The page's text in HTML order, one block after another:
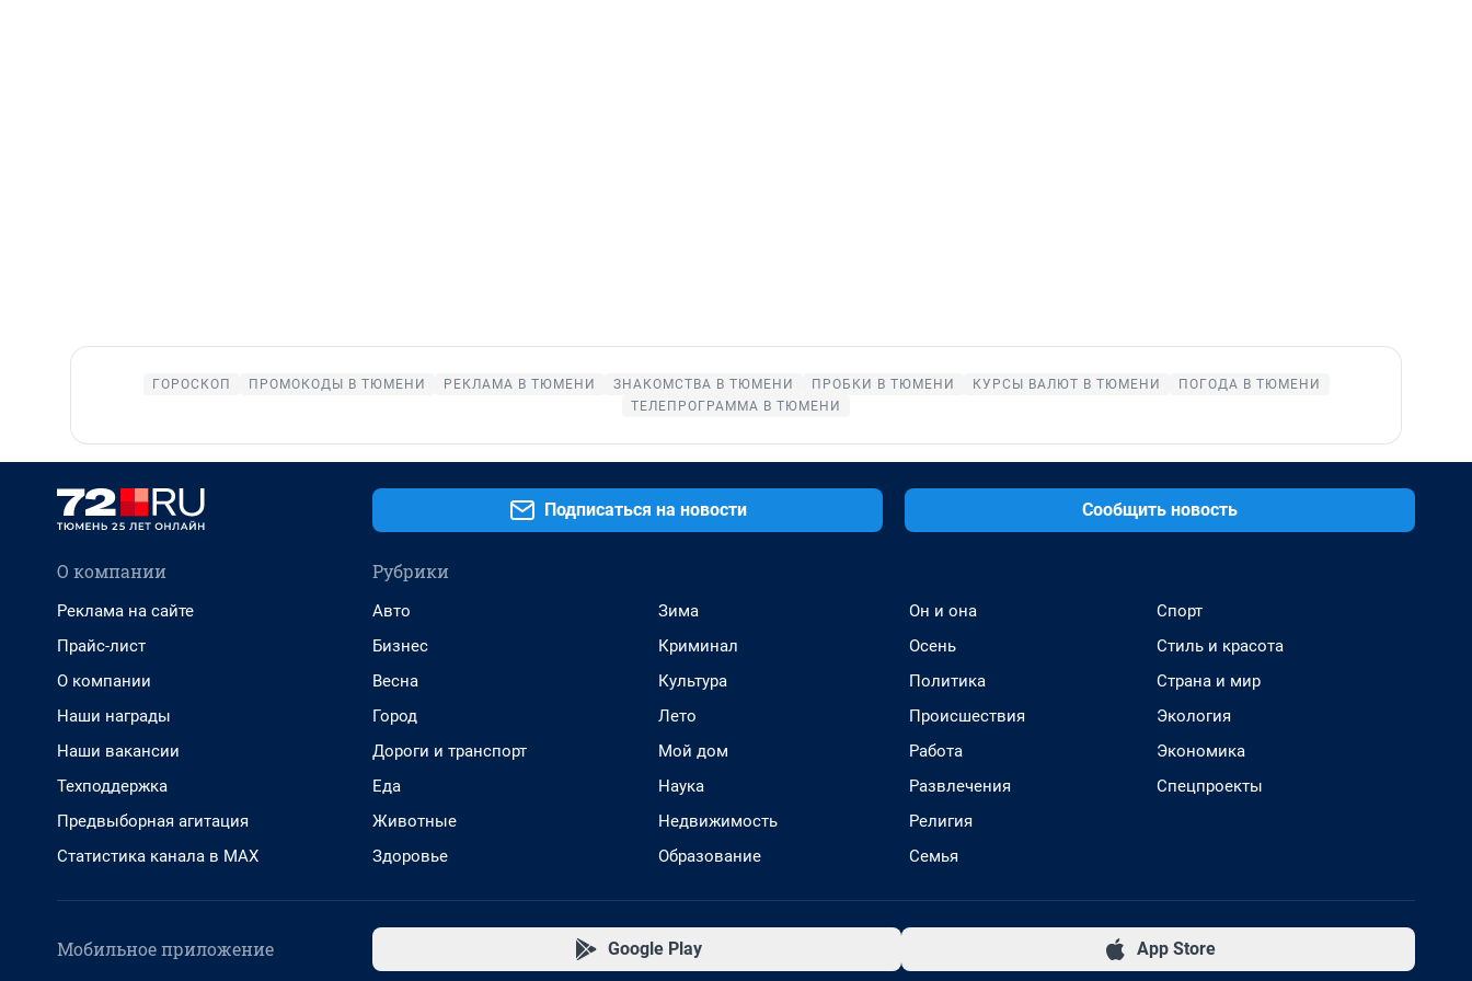
ГОРОСКОП ПРОМОКОДЫ В ТЮМЕНИ РЕКЛАМА В ТЮМЕНИ ЗНАКОМСТВА В ТЮМЕНИ ПРОБКИ В ТЮМЕНИ КУРСЫ ВАЛЮТ В ТЮМЕНИ
ПОГОДА В ТЮМЕНИ
ТЕЛЕПРОГРАММА В ТЮМЕНИ
Подписаться на новости Сообщить новость
О компании
Реклама на сайте
Прайс-лист
О компании
Наши награды
Наши вакансии
Техподдержка
Предвыборная агитация
Статистика канала в MAX
Рубрики
Авто
Бизнес
Весна
Город
Дороги и транспорт
Еда
Животные
Здоровье
Зима
Криминал
Культура
Лето
Мой дом
Наука
Недвижимость
Образование
Он и она
Осень
Политика
Происшествия
Работа
Развлечения
Религия
Семья
Спорт
Стиль и красота
Страна и мир
Экология
Экономика
Спецпроекты
Мобильное приложение Google Play App Store